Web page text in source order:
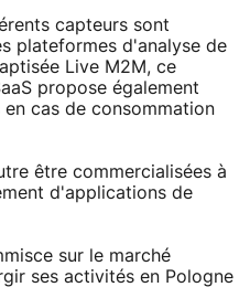
capteurs sont
plateformes d'analyse de
Live M2M, ce
propose également
cas de consommation
être commercialisées à
d'applications de
sur le marché
ses activités en Pologne